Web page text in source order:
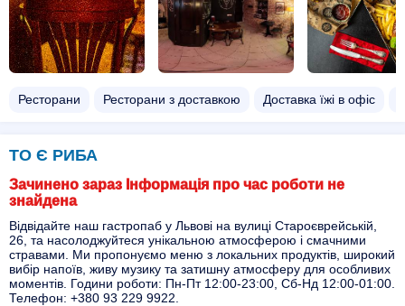
Ресторани Ресторани з доставкою Доставка їжі в офіс
ТО Є РИБА
Зачинено зараз Інформація про час роботи не
знайдена
Відвідайте наш гастропаб у Львові на вулиці Староєврейській,
26, та насолоджуйтеся унікальною атмосферою і смачними
стравами. Ми пропонуємо меню з локальних продуктів, широкий
вибір напоїв, живу музику та затишну атмосферу для особливих
моментів. Години роботи: Пн-Пт 12:00-23:00, Сб-Нд 12:00-01:00.
Телефон: +380 93 229 9922.